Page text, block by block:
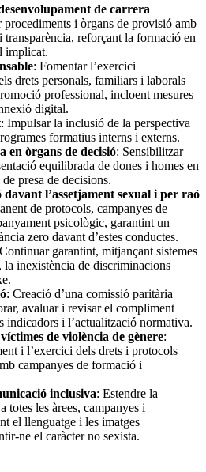
de carrera
procediments i òrgans de provisió amb
transparència, reforçant la formació en
implicat.
: Fomentar l’exercici
drets personals, familiars i laborals
professional, incloent mesures
digital.
: Impulsar la inclusió de la perspectiva
formatius interns i externs.
en òrgans de decisió: Sensibilitzar
equilibrada de dones i homes en
presa de decisions.
l’assetjament sexual i per raó
de protocols, campanyes de
psicològic, garantint un
zero davant d’estes conductes.
garantint, mitjançant sistemes
la inexistència de discriminacions
: Creació d’una comissió paritària
avaluar i revisar el compliment
indicadors i l’actualització normativa.
de violència de gènere:
i l’exercici dels drets i protocols
campanyes de formació i
inclusiva: Estendre la
totes les àrees, campanyes i
el llenguatge i les imatges
ne el caràcter no sexista.